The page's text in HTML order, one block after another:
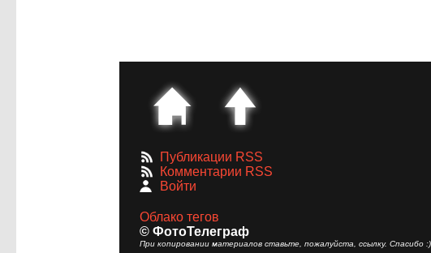
Публикации RSS
Комментарии RSS
Войти
Облако тегов
© ФотоТелеграф
При копировании материалов ставьте, пожалуйста, ссылку. Спасибо :)